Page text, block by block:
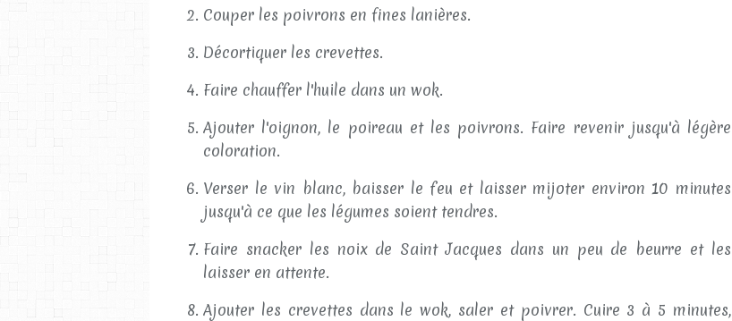
Couper les poivrons en fines lanières.
Décortiquer les crevettes.
Faire chauffer l'huile dans un wok.
Ajouter l'oignon, le poireau et les poivrons. Faire revenir jusqu'à légère
coloration.
Verser le vin blanc, baisser le feu et laisser mijoter environ 10 minutes
jusqu'à ce que les légumes soient tendres.
Faire snacker les noix de Saint Jacques dans un peu de beurre et les
laisser en attente.
Ajouter les crevettes dans le wok, saler et poivrer. Cuire 3 à 5 minutes,